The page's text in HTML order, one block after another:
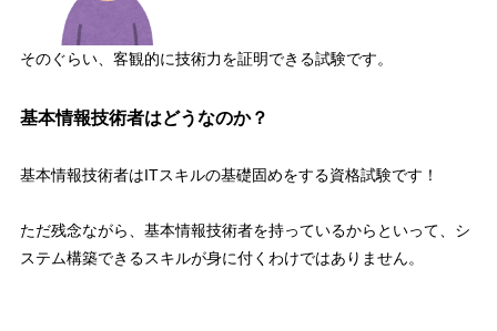
そのぐらい、客観的に技術力を証明できる試験です。
基本情報技術者はどうなのか？
基本情報技術者はITスキルの基礎固めをする資格試験です！
ただ残念ながら、基本情報技術者を持っているからといって、 シ
ステム構築できるスキルが身に付くわけではありません。